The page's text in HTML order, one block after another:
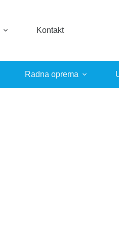
Kontakt
Radna oprema